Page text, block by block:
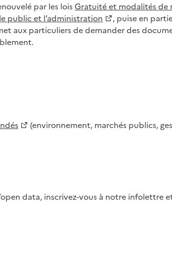
par les loisGratuité et modalités de
public et l’administration
, puise en
aux particuliers de demander des
(environnement, marchés publics,
data, inscrivez-vous à notre infolettre